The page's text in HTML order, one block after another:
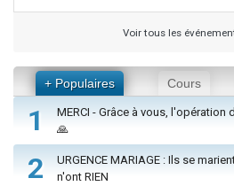
Voir tous les
+ Populaires Cours
1
MERCI - Grâce à vous, l'opération
🙏
2
URGENCE MARIAGE : Ils se
n'ont RIEN